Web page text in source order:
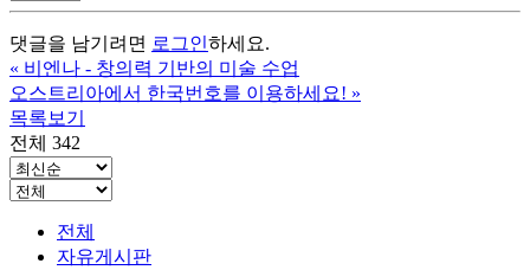
댓글을 남기려면 로그인하세요.
« 비엔나 - 창의력 기반의 미술 수업
오스트리아에서 한국번호를 이용하세요! »
목록보기
전체 342
전체
자유게시판